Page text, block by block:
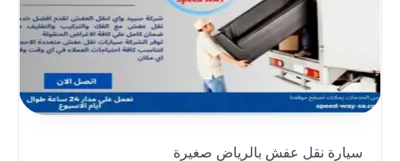
سيارة نقل عفش بالرياض صغيرة